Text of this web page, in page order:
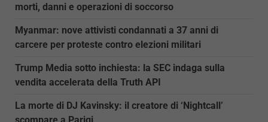
morti, danni e operazioni di soccorso
Myanmar: nove attivisti condannati a 37 anni di
carcere per proteste contro elezioni militari
Trump Media sotto inchiesta: la SEC indaga sulla
vendita accelerata della Truth API
La morte di DJ Kavinsky: il creatore di ‘Nightcall’